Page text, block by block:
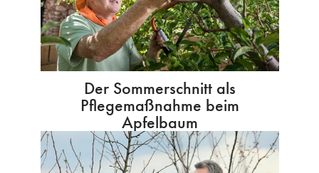
Der Sommerschnitt als
Pflegemaßnahme beim
Apfelbaum